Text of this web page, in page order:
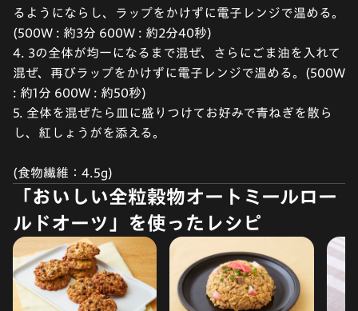
るようにならし、ラップをかけずに電子レンジで温める。
(500W : 約3分 600W : 約2分40秒)
4. 3の全体が均一になるまで混ぜ、さらにごま油を入れて
混ぜ、再びラップをかけずに電子レンジで温める。(500W
: 約1分 600W : 約50秒)
5. 全体を混ぜたら皿に盛りつけてお好みで青ねぎを散ら
し、紅しょうがを添える。
(食物繊維：4.5g)
「おいしい全粒穀物オートミールロー
ルドオーツ」を使ったレシピ